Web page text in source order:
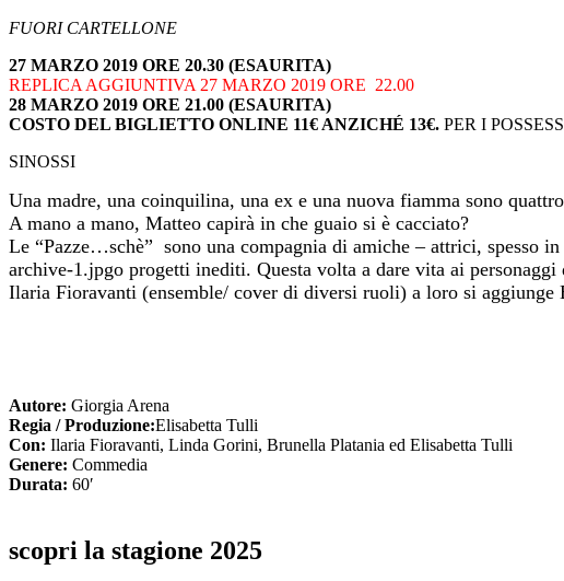
FUORI CARTELLONE
27 MARZO 2019 ORE 20.30 (ESAURITA)
REPLICA AGGIUNTIVA 27 MARZO 2019 ORE 22.00
28 MARZO 2019 ORE 21.00 (ESAURITA)
COSTO DEL BIGLIETTO ONLINE 11€ ANZICHÉ 13€. PER I
SINOSSI
Una madre, una coinquilina, una ex e una nuova fiamma sono q
A mano a mano, Matteo capirà in che guaio si è cacciato?
Le “Pazze…schè” sono una compagnia di amiche – attrici, spesso
archive-1.jpgo progetti inediti. Questa volta a dare vita ai
Ilaria Fioravanti (ensemble/ cover di diversi ruoli) a loro si
Autore: Giorgia Arena
Regia / Produzione:Elisabetta Tulli
Con: Ilaria Fioravanti, Linda Gorini, Brunella Platania ed Elisabetta Tulli
Genere: Commedia
Durata: 60′
scopri la stagione 2025